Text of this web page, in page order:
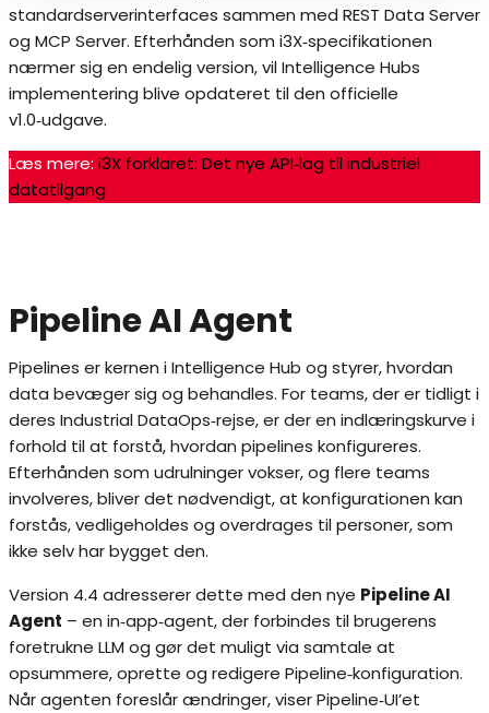
standardserverinterfaces sammen med REST Data Server
og MCP Server. Efterhånden som i3X‑specifikationen
nærmer sig en endelig version, vil Intelligence Hubs
implementering blive opdateret til den officielle
v1.0‑udgave.
Læs mere: i3X forklaret: Det nye API‑lag til industriel
datatilgang
Pipeline AI Agent
Pipelines er kernen i Intelligence Hub og styrer, hvordan
data bevæger sig og behandles. For teams, der er tidligt i
deres Industrial DataOps‑rejse, er der en indlæringskurve i
forhold til at forstå, hvordan pipelines konfigureres.
Efterhånden som udrulninger vokser, og flere teams
involveres, bliver det nødvendigt, at konfigurationen kan
forstås, vedligeholdes og overdrages til personer, som
ikke selv har bygget den.
Version 4.4 adresserer dette med den nye Pipeline AI
Agent – en in‑app‑agent, der forbindes til brugerens
foretrukne LLM og gør det muligt via samtale at
opsummere, oprette og redigere Pipeline‑konfiguration.
Når agenten foreslår ændringer, viser Pipeline‑UI’et